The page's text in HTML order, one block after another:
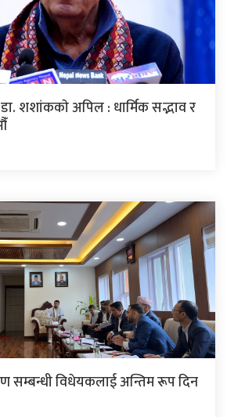
शशांककाे अपिल : धार्मिक सद्भाव र
सम्बन्धी विधेयकलाई अन्तिम रूप दिन